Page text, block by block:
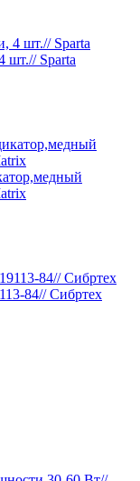
шт.// Sparta
84// Сибртех